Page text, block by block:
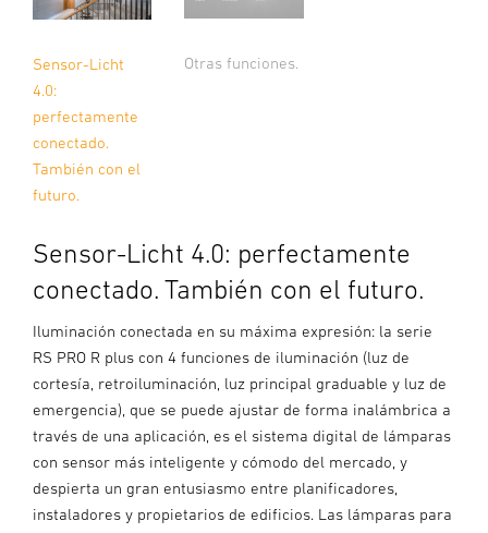
Sensor-Licht
4.0:
perfectamente
conectado.
También con el
futuro.
Otras funciones.
Sensor-Licht 4.0: perfectamente
conectado. También con el futuro.
Iluminación conectada en su máxima expresión: la serie
RS PRO R plus con 4 funciones de iluminación (luz de
cortesía, retroiluminación, luz principal graduable y luz de
emergencia), que se puede ajustar de forma inalámbrica a
través de una aplicación, es el sistema digital de lámparas
con sensor más inteligente y cómodo del mercado, y
despierta un gran entusiasmo entre planificadores,
instaladores y propietarios de edificios. Las lámparas para